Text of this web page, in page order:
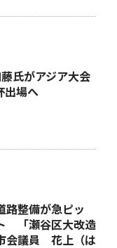
氏がアジア大会
出場へ
路整備が急ピッ
「瀬谷区大改造
会議員 花上（は